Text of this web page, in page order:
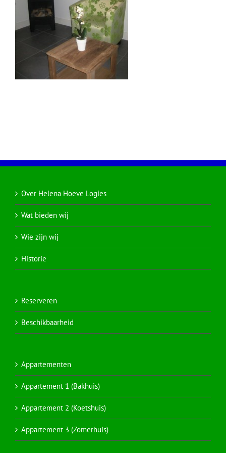
Over Helena Hoeve Logies
Wat bieden wij
Wie zijn wij
Historie
Reserveren
Beschikbaarheid
Appartementen
Appartement 1 (Bakhuis)
Appartement 2 (Koetshuis)
Appartement 3 (Zomerhuis)